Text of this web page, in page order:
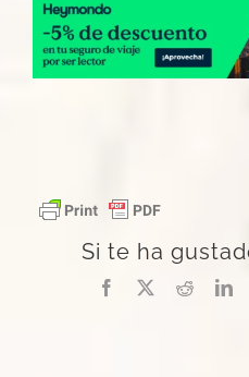
Si te ha
Facebook
X Reddit